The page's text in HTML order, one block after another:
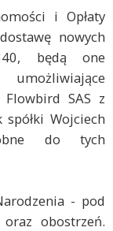
i Opłaty
nowych
będą one
Flowbird SAS z
spółki Wojciech
do tych
- pod
obostrzeń.